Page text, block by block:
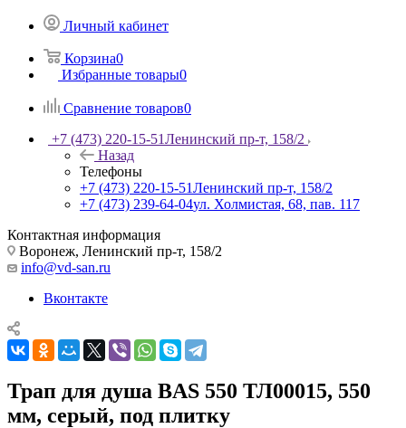
Личный кабинет
Корзина0
Избранные товары0
Сравнение товаров0
+7 (473) 220-15-51Ленинский пр-т, 158/2
Назад
Телефоны
+7 (473) 220-15-51Ленинский пр-т, 158/2
+7 (473) 239-64-04ул. Холмистая, 68, пав. 117
Контактная информация
Воронеж, Ленинский пр-т, 158/2
info@vd-san.ru
Вконтакте
Трап для душа BAS 550 ТЛ00015, 550
мм, серый, под плитку